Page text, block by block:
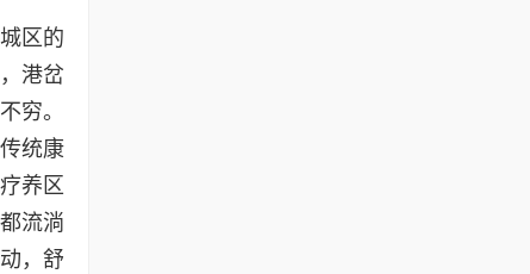
区的
港岔
穷。
统康
养区
流淌
，舒